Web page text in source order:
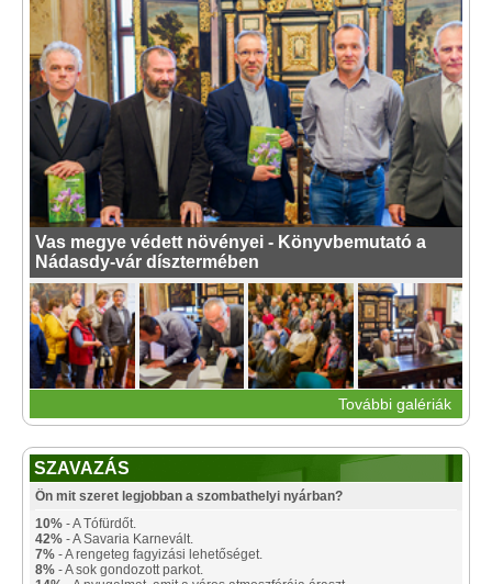
Vas megye védett növényei - Könyvbemutató a
Nádasdy-vár dísztermében
További galériák
SZAVAZÁS
Ön mit szeret legjobban a szombathelyi nyárban?
10% - A Tófürdőt.
42% - A Savaria Karnevált.
7% - A rengeteg fagyizási lehetőséget.
8% - A sok gondozott parkot.